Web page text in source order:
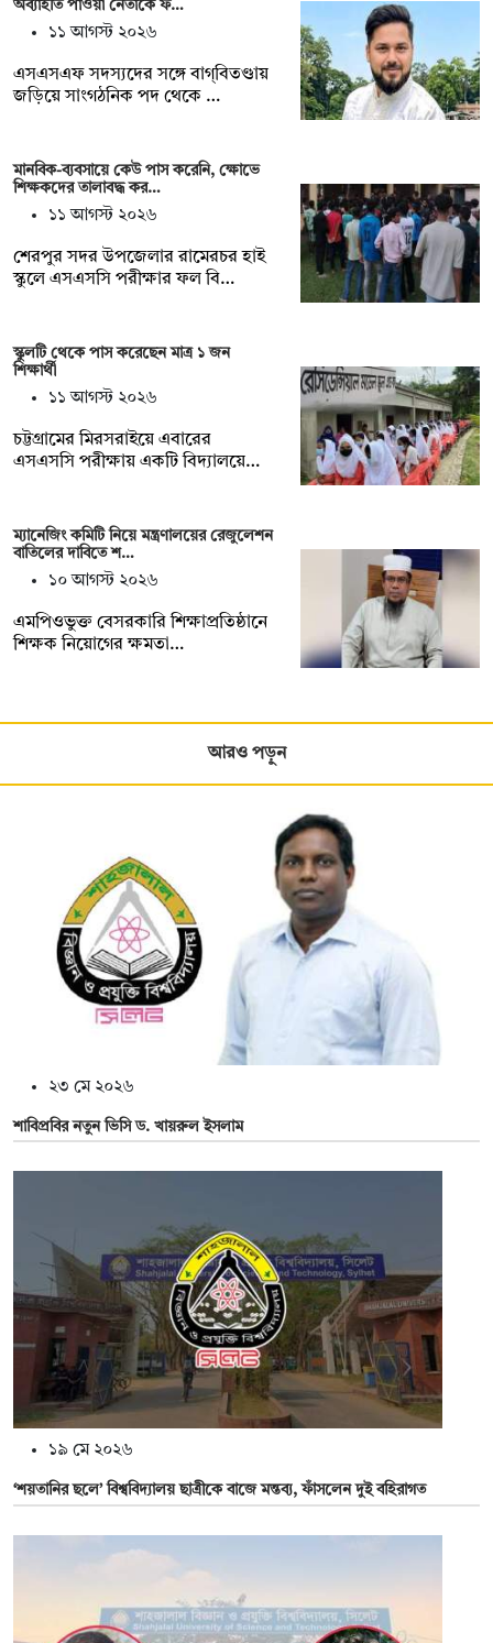
অব্যাহতি পাওয়া নেতাকে ফ…
১১ আগস্ট ২০২৬
এসএসএফ সদস্যদের সঙ্গে বাগ্‌বিতণ্ডায়
জড়িয়ে সাংগঠনিক পদ থেকে …
মানবিক-ব্যবসায়ে কেউ পাস করেনি, ক্ষোভে
শিক্ষকদের তালাবদ্ধ কর…
১১ আগস্ট ২০২৬
শেরপুর সদর উপজেলার রামেরচর হাই
স্কুলে এসএসসি পরীক্ষার ফল বি…
স্কুলটি থেকে পাস করেছেন মাত্র ১ জন
শিক্ষার্থী
১১ আগস্ট ২০২৬
চট্টগ্রামের মিরসরাইয়ে এবারের
এসএসসি পরীক্ষায় একটি বিদ্যালয়ে…
ম্যানেজিং কমিটি নিয়ে মন্ত্রণালয়ের রেজুলেশন
বাতিলের দাবিতে শ…
১০ আগস্ট ২০২৬
এমপিওভুক্ত বেসরকারি শিক্ষাপ্রতিষ্ঠানে
শিক্ষক নিয়োগের ক্ষমতা…
আরও পড়ুন
২৩ মে ২০২৬
শাবিপ্রবির নতুন ভিসি ড. খায়রুল ইসলাম
১৯ মে ২০২৬
‘শয়তানির ছলে’ বিশ্ববিদ্যালয় ছাত্রীকে বাজে মন্তব্য, ফাঁসলেন দুই বহিরাগত